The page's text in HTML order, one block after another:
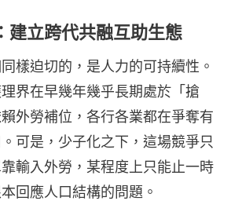
建立跨代共融互助生態
樣迫切的，是人力的可持續性。
界在早幾年幾乎長期處於「搶
外勞補位，各行各業都在爭奪有
可是，少子化之下，這場競爭只
輸入外勞，某程度上只能止一時
回應人口結構的問題。